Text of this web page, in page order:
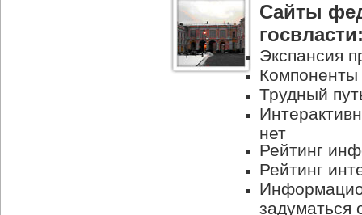
Сайты
Экспансия
Трудный
нет
Рейтинг
Рейтинг
задуматься